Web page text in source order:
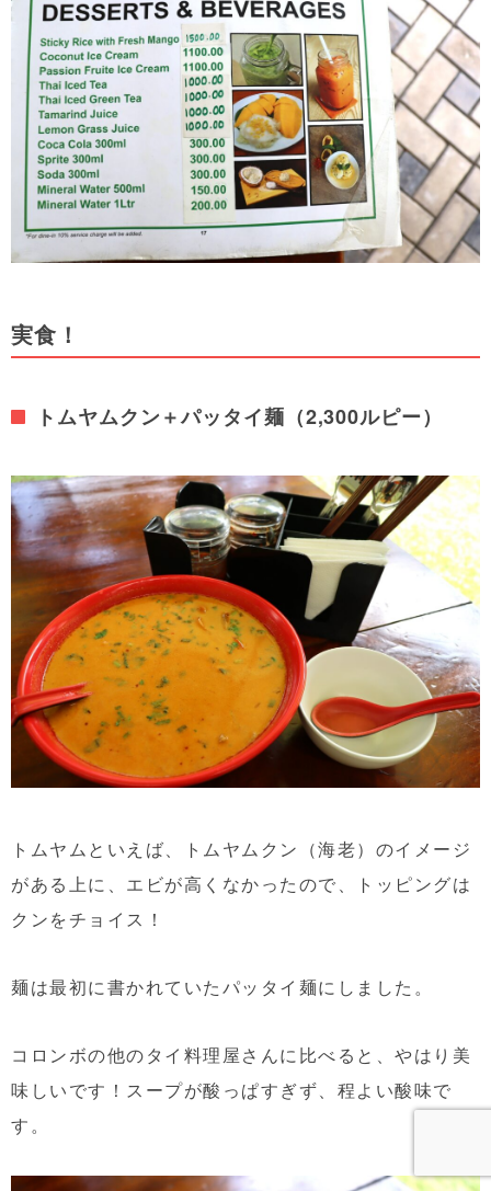
実食！
トムヤムクン＋パッタイ麺（2,300ルピー）
トムヤムといえば、トムヤムクン（海老）のイメージ
がある上に、エビが高くなかったので、トッピングは
クンをチョイス！
麺は最初に書かれていたパッタイ麺にしました。
コロンボの他のタイ料理屋さんに比べると、やはり美
味しいです！スープが酸っぱすぎず、程よい酸味で
す。